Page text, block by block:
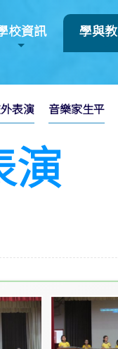
校資訊 學與教
表演 音樂家生平
演